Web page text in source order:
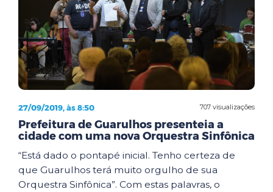
707 visualizações
27/09/2019, às 8:50
Prefeitura de Guarulhos presenteia a
cidade com uma nova Orquestra Sinfônica
“Está dado o pontapé inicial. Tenho certeza de
que Guarulhos terá muito orgulho de sua
Orquestra Sinfônica”. Com estas palavras, o